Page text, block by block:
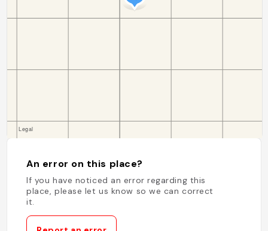
An error on this place?
If you have noticed an error regarding this
place, please let us know so we can correct
it.